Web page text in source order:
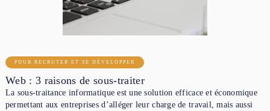
POUR RECRUTER ET SE DÉVELOPPER
Web : 3 raisons de sous-traiter
La sous-traitance informatique est une solution efficace et économique
permettant aux entreprises d’alléger leur charge de travail, mais aussi